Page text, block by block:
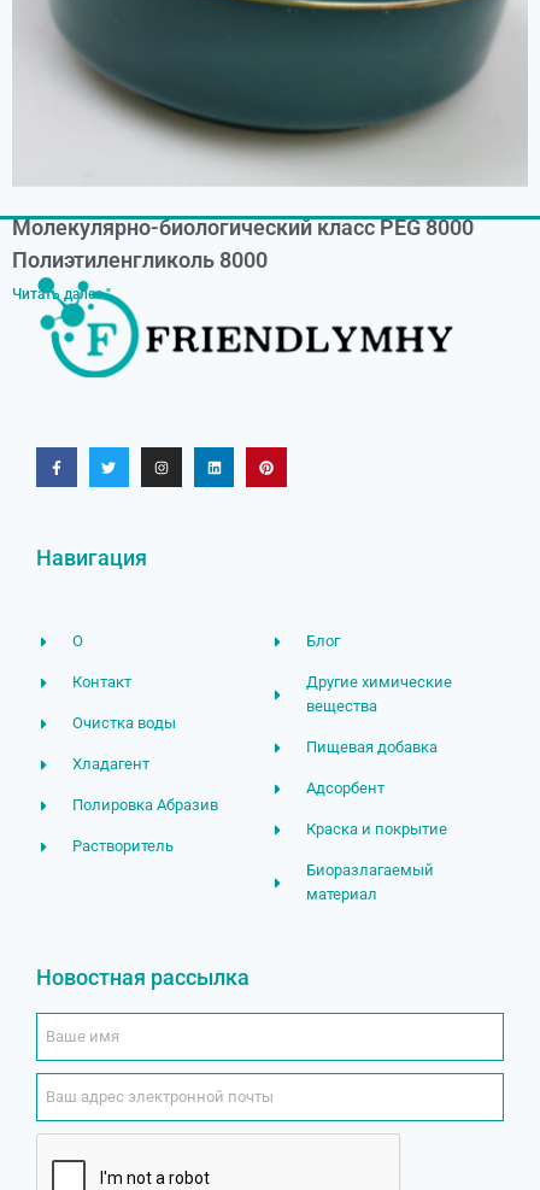
Молекулярно-биологический класс PEG 8000
Полиэтиленгликоль 8000
Читать далее "
Навигация
О
Контакт
Очистка воды
Хладагент
Полировка Абразив
Растворитель
Блог
Другие химические
вещества
Пищевая добавка
Адсорбент
Краска и покрытие
Биоразлагаемый
материал
Новостная рассылка